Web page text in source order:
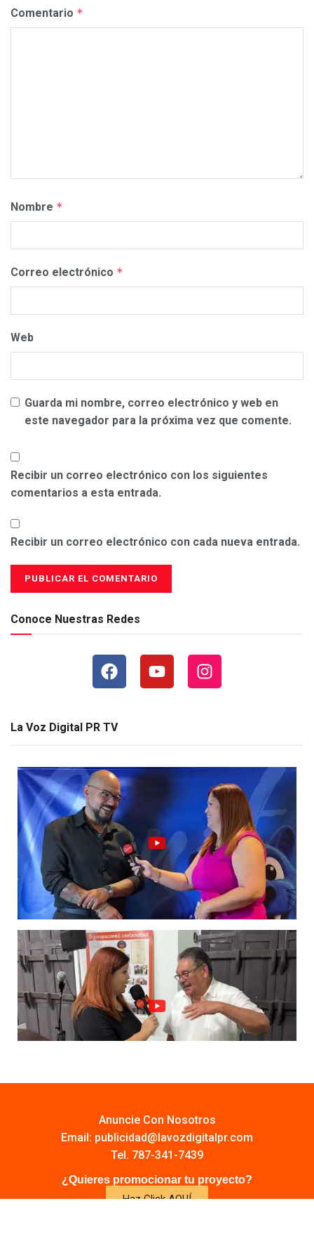
Comentario *
Nombre *
Correo electrónico *
Web
Guarda mi nombre, correo electrónico y web en
este navegador para la próxima vez que comente.
Recibir un correo electrónico con los siguientes
comentarios a esta entrada.
Recibir un correo electrónico con cada nueva entrada.
Conoce Nuestras Redes
La Voz Digital PR TV
Anuncie Con Nosotros
Email: publicidad@lavozdigitalpr.com
Tel. 787-341-7439
¿Quieres promocionar tu proyecto?
Haz Click AQUÍ